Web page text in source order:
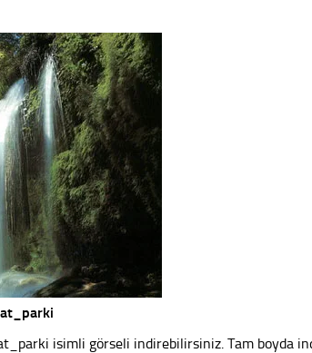
isimli görseli indirebilirsiniz. Tam boyda